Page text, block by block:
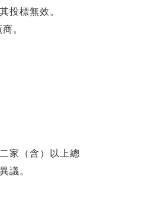
投標無效。
。
家（含）以上總
議。